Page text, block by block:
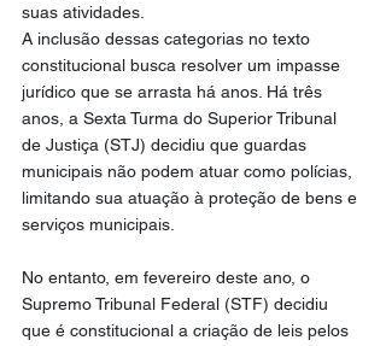
suas atividades.
A inclusão dessas categorias no texto
constitucional busca resolver um impasse
jurídico que se arrasta há anos. Há três
anos, a Sexta Turma do Superior Tribunal
de Justiça (STJ) decidiu que guardas
municipais não podem atuar como polícias,
limitando sua atuação à proteção de bens e
serviços municipais.
No entanto, em fevereiro deste ano, o
Supremo Tribunal Federal (STF) decidiu
que é constitucional a criação de leis pelos